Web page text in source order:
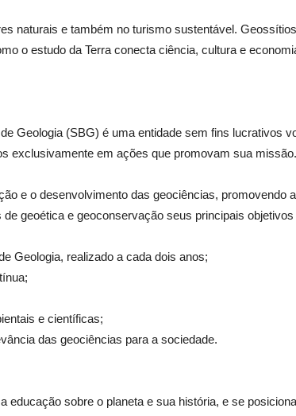
naturais e também no turismo sustentável.
o estudo da Terra conecta ciência, cultura e
Geologia (SBG) é uma entidade sem fins lucrativos
exclusivamente em ações que promovam sua missão.
e o desenvolvimento das geociências, promovendo
geoética e geoconservação seus principais objetivos
Geologia, realizado a cada dois anos;
e científicas;
das geociências para a sociedade.
sobre o planeta e sua história, e se